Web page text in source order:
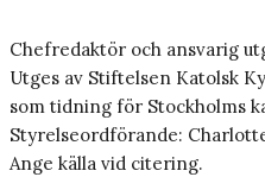
Chefredaktör och ansvarig
Utges av Stiftelsen Katolsk
som tidning för Stockholms
Styrelseordförande:
Ange källa vid citering.